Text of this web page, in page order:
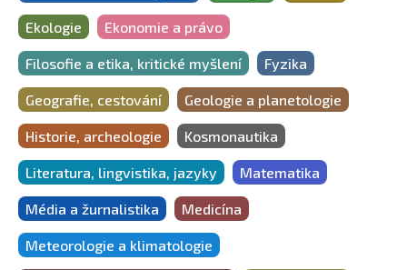
Ekologie Ekonomie a právo
Filosofie a etika, kritické myšlení Fyzika
Geografie, cestování Geologie a planetologie
Historie, archeologie Kosmonautika
Literatura, lingvistika, jazyky Matematika
Média a žurnalistika Medicína
Meteorologie a klimatologie